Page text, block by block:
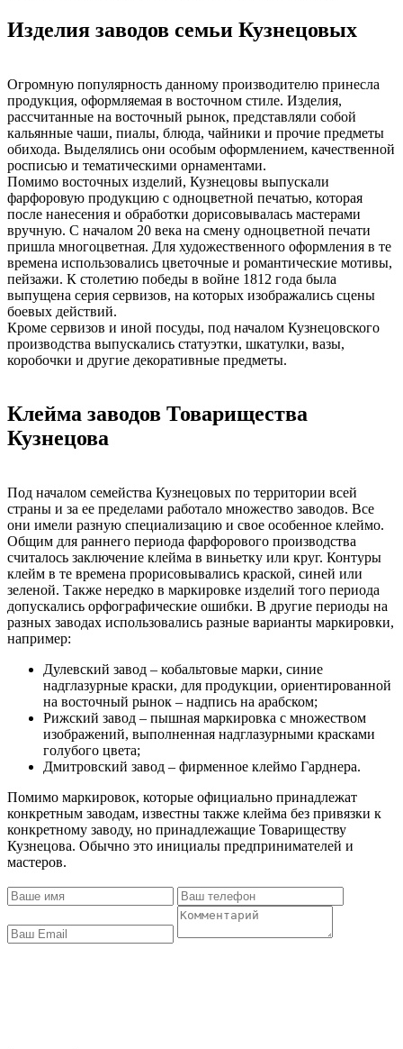
Изделия заводов семьи Кузнецовых
Огромную популярность данному производителю принесла
продукция, оформляемая в восточном стиле. Изделия,
рассчитанные на восточный рынок, представляли собой
кальянные чаши, пиалы, блюда, чайники и прочие предметы
обихода. Выделялись они особым оформлением, качественной
росписью и тематическими орнаментами.
Помимо восточных изделий, Кузнецовы выпускали
фарфоровую продукцию с одноцветной печатью, которая
после нанесения и обработки дорисовывалась мастерами
вручную. С началом 20 века на смену одноцветной печати
пришла многоцветная. Для художественного оформления в те
времена использовались цветочные и романтические мотивы,
пейзажи. К столетию победы в войне 1812 года была
выпущена серия сервизов, на которых изображались сцены
боевых действий.
Кроме сервизов и иной посуды, под началом Кузнецовского
производства выпускались статуэтки, шкатулки, вазы,
коробочки и другие декоративные предметы.
Клейма заводов Товарищества
Кузнецова
Под началом семейства Кузнецовых по территории всей
страны и за ее пределами работало множество заводов. Все
они имели разную специализацию и свое особенное клеймо.
Общим для раннего периода фарфорового производства
считалось заключение клейма в виньетку или круг. Контуры
клейм в те времена прорисовывались краской, синей или
зеленой. Также нередко в маркировке изделий того периода
допускались орфографические ошибки. В другие периоды на
разных заводах использовались разные варианты маркировки,
например:
Дулевский завод – кобальтовые марки, синие
надглазурные краски, для продукции, ориентированной
на восточный рынок – надпись на арабском;
Рижский завод – пышная маркировка с множеством
изображений, выполненная надглазурными красками
голубого цвета;
Дмитровский завод – фирменное клеймо Гарднера.
Помимо маркировок, которые официально принадлежат
конкретным заводам, известны также клейма без привязки к
конкретному заводу, но принадлежащие Товариществу
Кузнецова. Обычно это инициалы предпринимателей и
мастеров.